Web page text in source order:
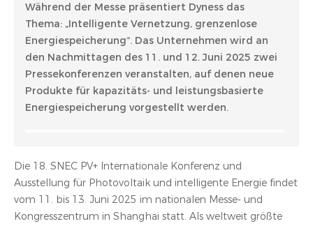
Während der Messe präsentiert Dyness das
Thema: „Intelligente Vernetzung, grenzenlose
Energiespeicherung“. Das Unternehmen wird an
den Nachmittagen des 11. und 12. Juni 2025 zwei
Pressekonferenzen veranstalten, auf denen neue
Produkte für kapazitäts- und leistungsbasierte
Energiespeicherung vorgestellt werden.
Die 18. SNEC PV+ Internationale Konferenz und
Ausstellung für Photovoltaik und intelligente Energie findet
vom 11. bis 13. Juni 2025 im nationalen Messe- und
Kongresszentrum in Shanghai statt. Als weltweit größte